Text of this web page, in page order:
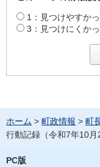
1：見つけやすか
3：見つけにくか
ホーム > 町政情報 > 町
行動記録（令和7年10月
PC版